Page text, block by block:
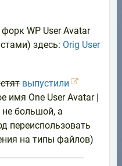
WP User Avatar
здесь: Orig User
выпустили
имя One User Avatar |
не большой, а
переиспользовать
на типы файлов)